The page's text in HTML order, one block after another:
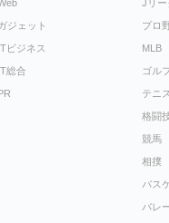
ジェット
ITビジネス
IT総合
PR
Jリー
プロ
MLB
ゴル
テニス
格闘
競馬
相撲
バス
バレ